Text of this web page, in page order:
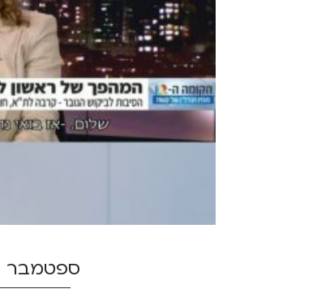
ספטמבר |